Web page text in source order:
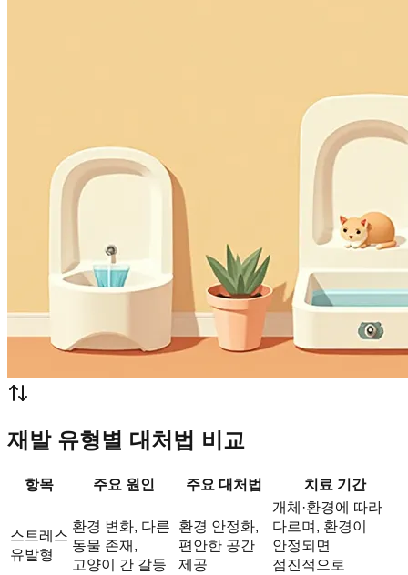
재발 유형별 대처법 비교
항목 주요 원인 주요 대처법 치료 기간
스트레스
유발형
환경 변화, 다른
동물 존재,
고양이 간 갈등
환경 안정화,
편안한 공간
제공
개체·환경에 따라
다르며, 환경이
안정되면
점진적으로